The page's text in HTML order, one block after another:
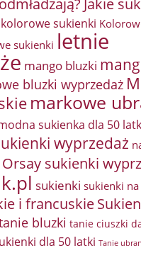
Jakie
kolorowe sukienki
sukienki letnie
mango bluzki
bluzki wyprzedaż
markowe
sukienka dla 50
wyprzedaż
Orsay sukienki
sukienki sukienki
i francuskie
bluzki tanie ciuszki
dla 50 latki Tanie